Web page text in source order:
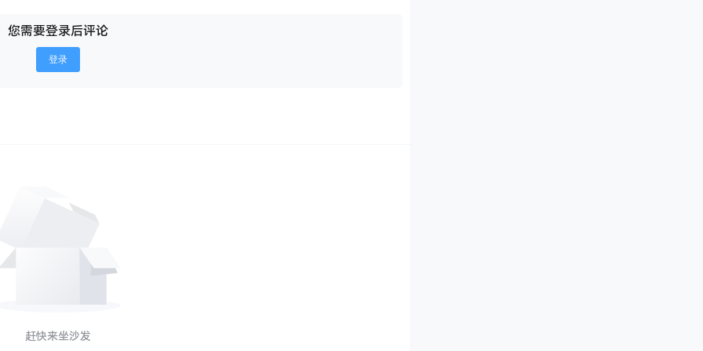
您需要登录后评论
登录
赶快来坐沙发